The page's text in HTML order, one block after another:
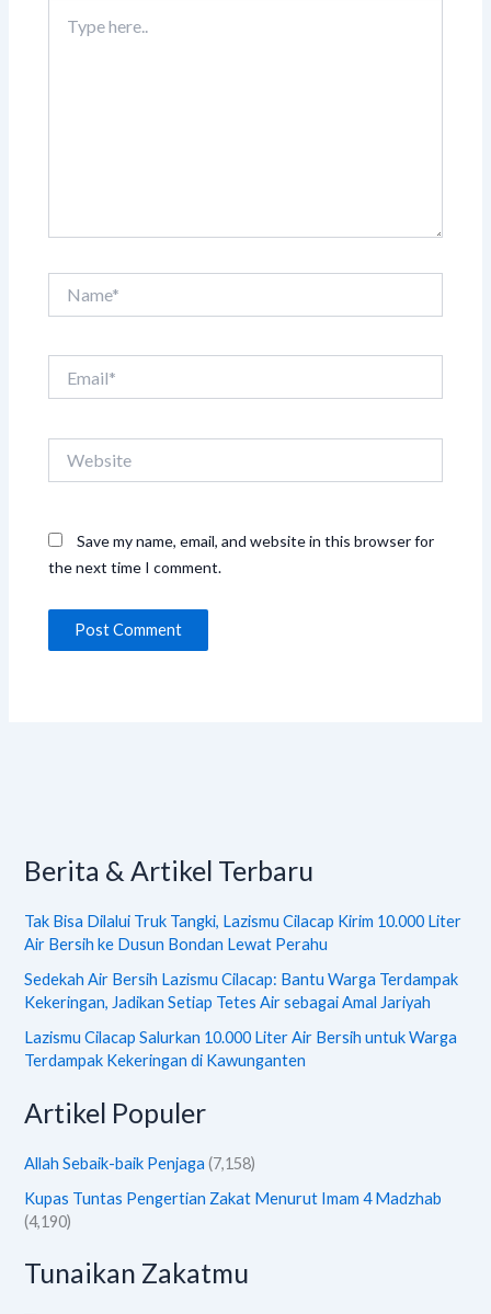
here..
Save my name, email, and website in this browser for
the next time I comment.
Berita & Artikel Terbaru
Tak Bisa Dilalui Truk Tangki, Lazismu Cilacap Kirim 10.000 Liter
Air Bersih ke Dusun Bondan Lewat Perahu
Sedekah Air Bersih Lazismu Cilacap: Bantu Warga Terdampak
Kekeringan, Jadikan Setiap Tetes Air sebagai Amal Jariyah
Lazismu Cilacap Salurkan 10.000 Liter Air Bersih untuk Warga
Terdampak Kekeringan di Kawunganten
Artikel Populer
Allah Sebaik-baik Penjaga (7,158)
Kupas Tuntas Pengertian Zakat Menurut Imam 4 Madzhab
(4,190)
Tunaikan Zakatmu